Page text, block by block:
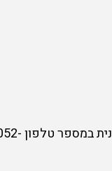
או בווצאפ לרונית במספר